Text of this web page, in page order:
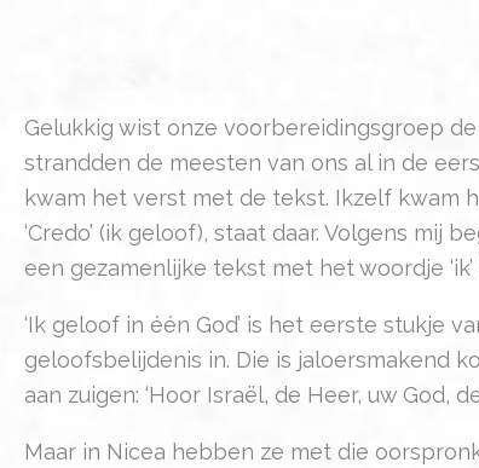
Gelukkig wist onze voorbereidingsgroep
strandden de meesten van ons al in de
kwam het verst met de tekst. Ikzelf kwam
‘Credo’ (ik geloof), staat daar. Volgens mij
een gezamenlijke tekst met het woordje
‘Ik geloof in één God’ is het eerste stukje
geloofsbelijdenis in. Die is jaloersmakend
aan zuigen: ‘Hoor Israël, de Heer, uw God,
Maar in Nicea hebben ze met die